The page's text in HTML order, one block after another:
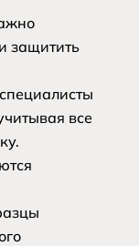
защитить
все